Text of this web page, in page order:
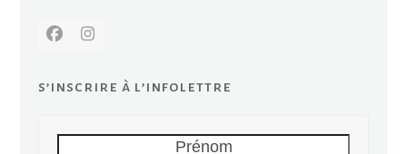
FacebookInstagram
s’inscrire à l’infolettre